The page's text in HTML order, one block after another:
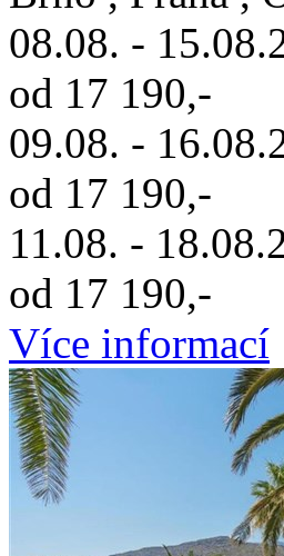
08.08. -
od 17 190,-
09.08. -
od 17 190,-
11.08. -
od 17 190,-
Více informací